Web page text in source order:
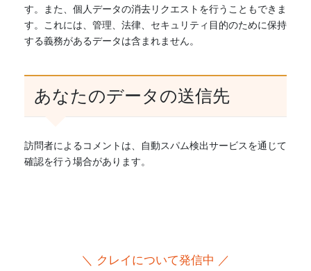
す。また、個人データの消去リクエストを行うこともできま
す。これには、管理、法律、セキュリティ目的のために保持
する義務があるデータは含まれません。
あなたのデータの送信先
訪問者によるコメントは、自動スパム検出サービスを通じて
確認を行う場合があります。
＼ クレイについて発信中 ／